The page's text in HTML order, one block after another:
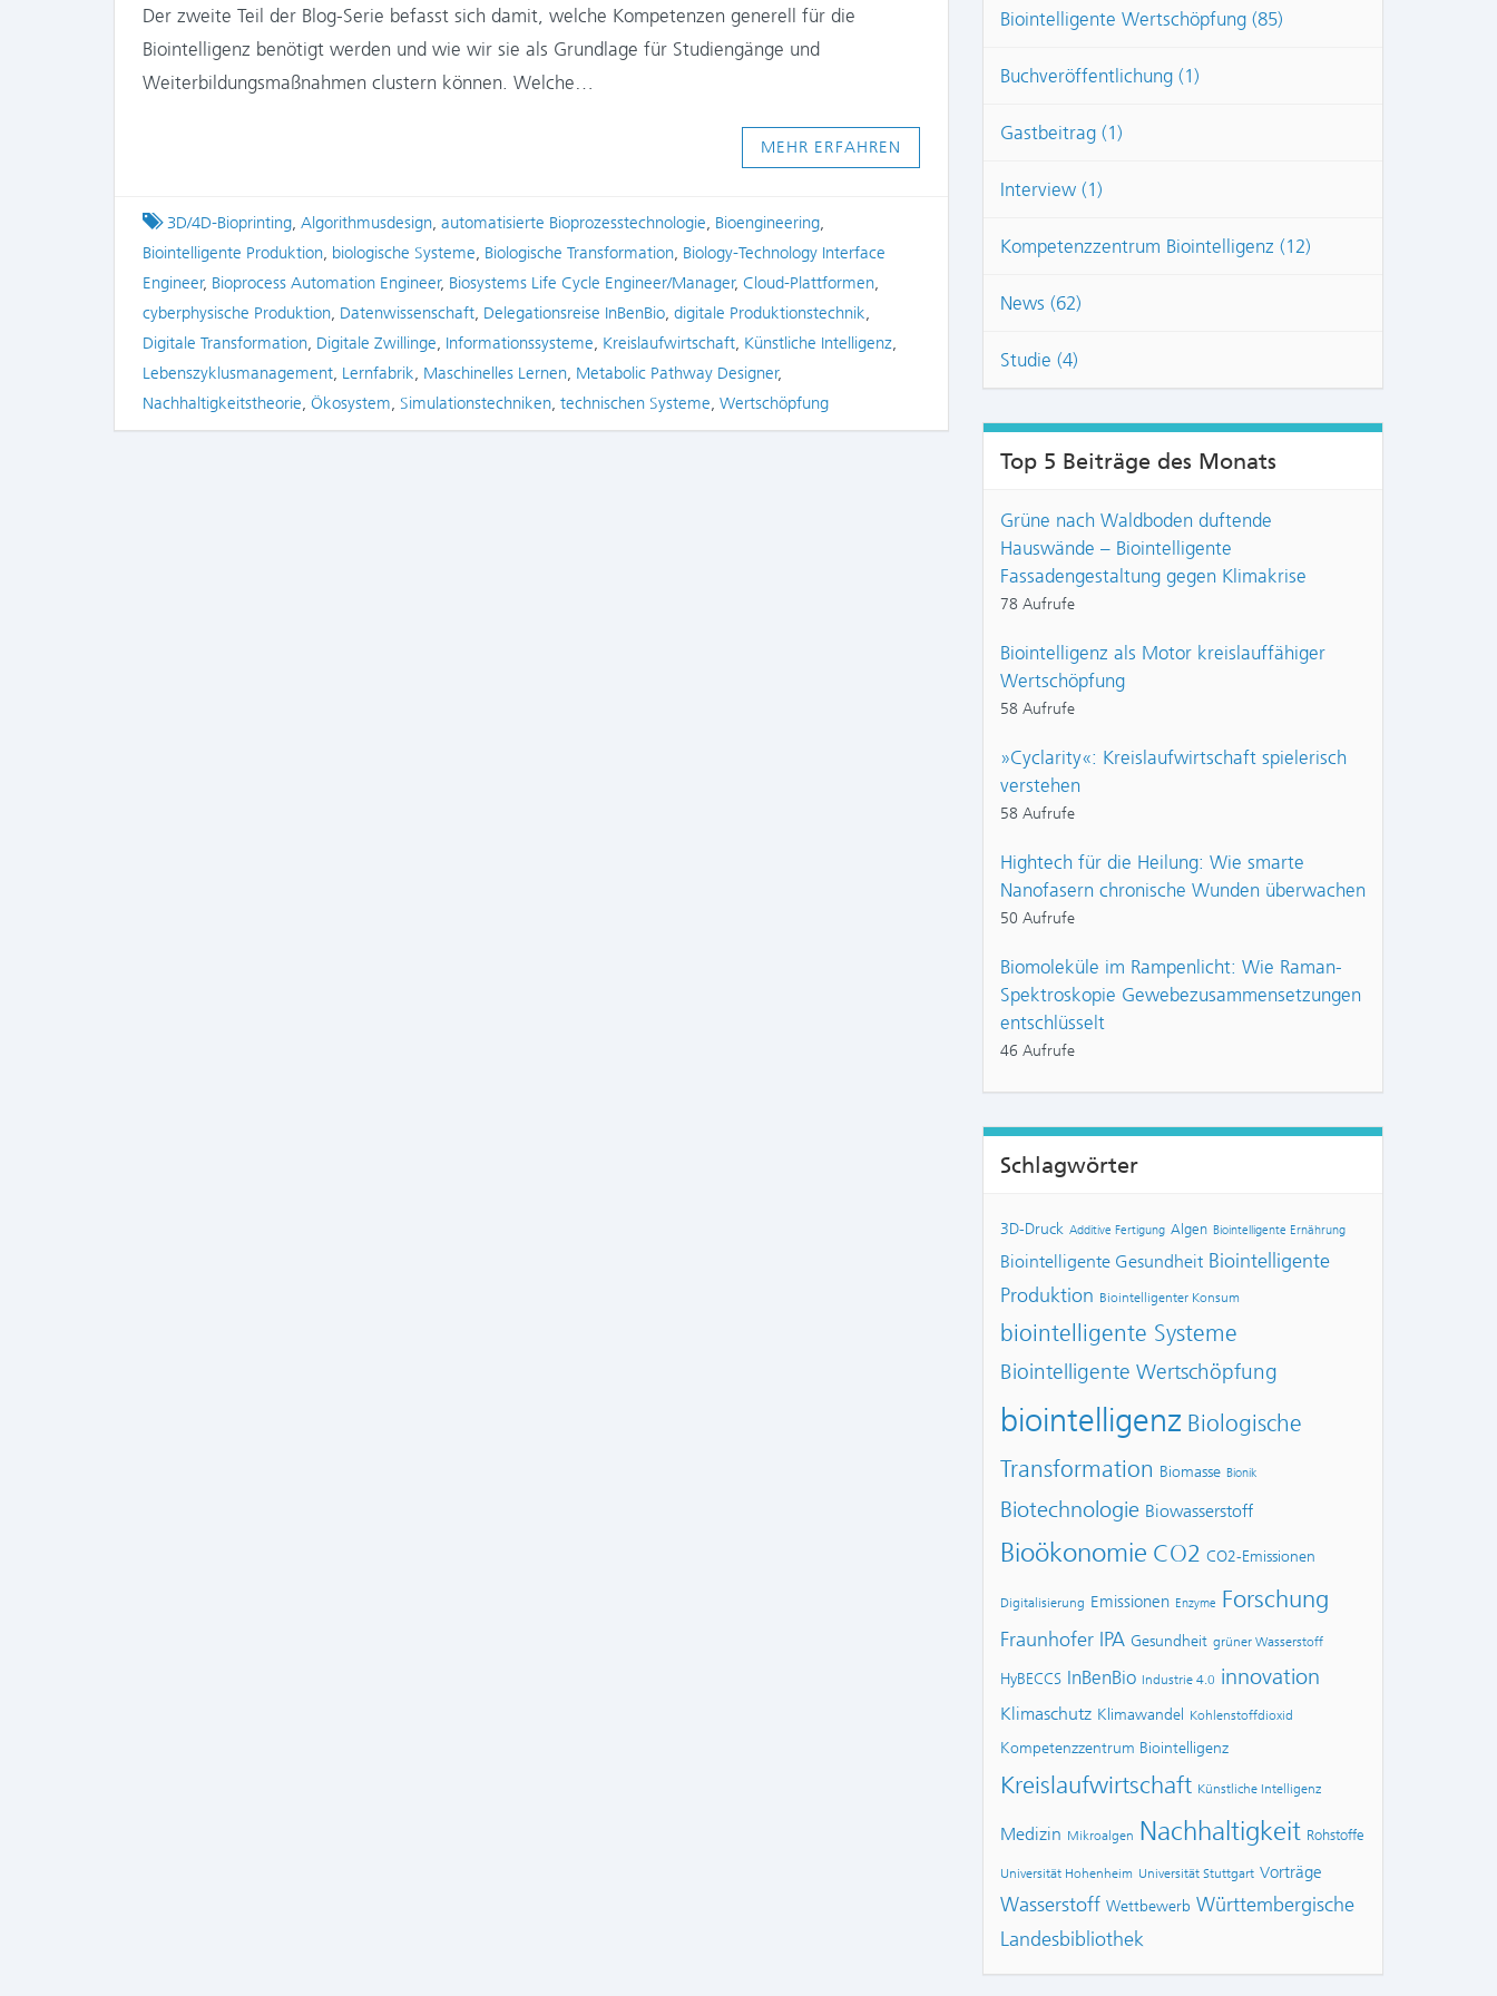
Der zweite Teil der Blog-Serie befasst sich damit, welche Kompetenzen generell für die
Biointelligenz benötigt werden und wie wir sie als Grundlage für Studiengänge und
Weiterbildungsmaßnahmen clustern können. Welche…
MEHR ERFAHREN
Tagged
3D/4D-Bioprinting, Algorithmusdesign, automatisierte Bioprozesstechnologie, Bioengineering,
Biointelligente Produktion, biologische Systeme, Biologische Transformation, Biology-Technology Interface
Engineer, Bioprocess Automation Engineer, Biosystems Life Cycle Engineer/Manager, Cloud-Plattformen,
cyberphysische Produktion, Datenwissenschaft, Delegationsreise InBenBio, digitale Produktionstechnik,
Digitale Transformation, Digitale Zwillinge, Informationssysteme, Kreislaufwirtschaft, Künstliche Intelligenz,
Lebenszyklusmanagement, Lernfabrik, Maschinelles Lernen, Metabolic Pathway Designer,
Nachhaltigkeitstheorie, Ökosystem, Simulationstechniken, technischen Systeme, Wertschöpfung
Biointelligente Wertschöpfung (85)
Buchveröffentlichung (1)
Gastbeitrag (1)
Interview (1)
Kompetenzzentrum Biointelligenz (12)
News (62)
Studie (4)
Top 5 Beiträge des Monats
Grüne nach Waldboden duftende
Hauswände – Biointelligente
Fassadengestaltung gegen Klimakrise
78 Aufrufe
Biointelligenz als Motor kreislauffähiger
Wertschöpfung
58 Aufrufe
»Cyclarity«: Kreislaufwirtschaft spielerisch
verstehen
58 Aufrufe
Hightech für die Heilung: Wie smarte
Nanofasern chronische Wunden überwachen
50 Aufrufe
Biomoleküle im Rampenlicht: Wie Raman-
Spektroskopie Gewebezusammensetzungen
entschlüsselt
46 Aufrufe
Schlagwörter
3D-Druck Additive Fertigung Algen Biointelligente Ernährung
Biointelligente Gesundheit Biointelligente
Produktion Biointelligenter Konsum
biointelligente Systeme
Biointelligente Wertschöpfung
biointelligenz Biologische
Transformation Biomasse Bionik
Biotechnologie Biowasserstoff
Bioökonomie CO2 CO2-Emissionen
Digitalisierung Emissionen Enzyme Forschung
Fraunhofer IPA Gesundheit grüner Wasserstoff
HyBECCS InBenBio Industrie 4.0 innovation
Klimaschutz Klimawandel Kohlenstoffdioxid
Kompetenzzentrum Biointelligenz
Kreislaufwirtschaft Künstliche Intelligenz
Medizin Mikroalgen Nachhaltigkeit Rohstoffe
Universität Hohenheim Universität Stuttgart Vorträge
Wasserstoff Wettbewerb Württembergische
Landesbibliothek